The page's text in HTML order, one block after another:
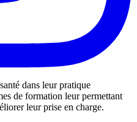
dans leur pratique
de formation leur permettant
leur prise en charge.